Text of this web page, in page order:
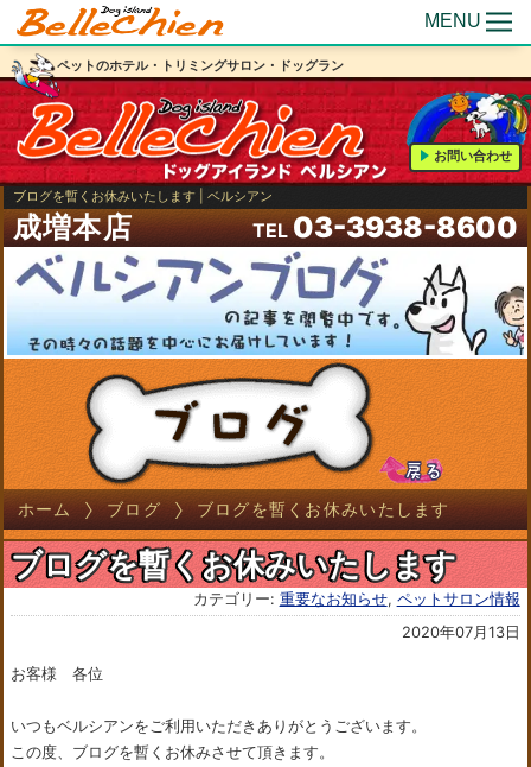
MENU
ペットのホテル・トリミングサロン・ドッグラン
お問い合わせ
ブログを暫くお休みいたします | ベルシアン
成増本店 TEL 03-3938-8600
ホーム ブログ ブログを暫くお休みいたします
ブログを暫くお休みいたします
カテゴリー: 重要なお知らせ, ペットサロン情報
2020年07月13日
お客様 各位
いつもベルシアンをご利用いただきありがとうございます。
この度、ブログを暫くお休みさせて頂きます。